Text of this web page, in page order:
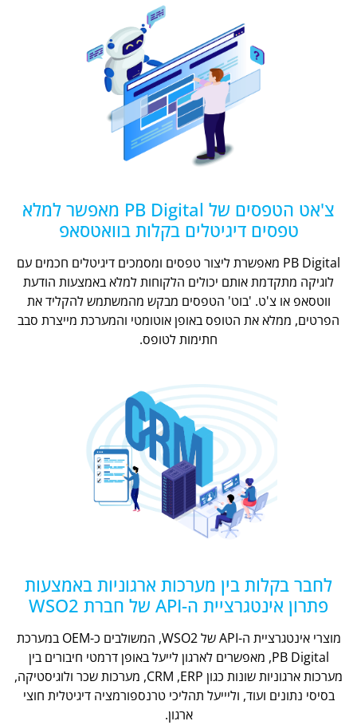
צ'אט הטפסים של PB Digital מאפשר למלא
טפסים דיגיטלים בקלות בוואטסאפ
PB Digital מאפשרת ליצור טפסים ומסמכים דיגיטלים חכמים עם
לוגיקה מתקדמת אותם יכולים הלקוחות למלא באמצעות הודעת
ווטסאפ או צ'ט. 'בוט' הטפסים מבקש מהמשתמש להקליד את
הפרטים, ממלא את הטופס באופן אוטומטי והמערכת מייצרת סבב
חתימות לטופס.
לחבר בקלות בין מערכות ארגוניות באמצעות
פתרון אינטגרציית ה-API של חברת WSO2
מוצרי אינטגרציית ה-API של WSO2, המשולבים כ-OEM במערכת
PB Digital, מאפשרים לארגון לייעל באופן דרמטי חיבורים בין
מערכות ארגוניות שונות כגון CRM ,ERP, מערכות שכר ולוגיסטיקה,
בסיסי נתונים ועוד, וליייעל תהליכי טרנספורמציה דיגיטלית חוצי
ארגון.